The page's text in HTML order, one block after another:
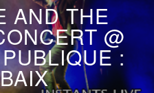
AND THE
@
: